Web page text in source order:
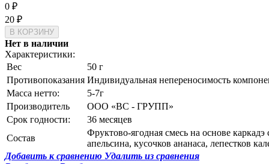
0 ₽
20 ₽
Нет в наличии
Характеристики:
Вес
50 г
Противопоказания Индивидуальная непереносимость
Масса нетто:
5-7г
Производитель
ООО «ВС - ГРУПП»
Срок годности:
36 месяцев
Состав
Фруктово-ягодная смесь на основе
апельсина, кусочков ананаса, лепестков
Добавить к сравнению Удалить из сравнения